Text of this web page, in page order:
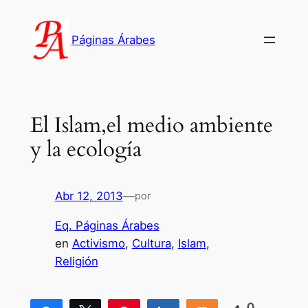
contenido
Páginas Árabes
El Islam,el medio ambiente
y la ecología
Abr 12, 2013—por
Eq. Páginas Árabes
en Activismo, Cultura, Islam
Religión